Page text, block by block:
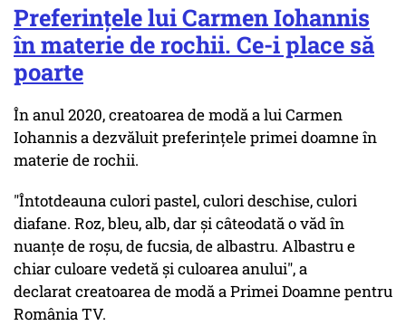
Preferințele lui Carmen Iohannis
în materie de rochii. Ce-i place să
poarte
În anul 2020, creatoarea de modă a lui Carmen
Iohannis a dezvăluit preferințele primei doamne în
materie de rochii.
"Întotdeauna culori pastel, culori deschise, culori
diafane. Roz, bleu, alb, dar și câteodată o văd în
nuanțe de roșu, de fucsia, de albastru. Albastru e
chiar culoare vedetă și culoarea anului", a
declarat creatoarea de modă a Primei Doamne pentru
România TV.